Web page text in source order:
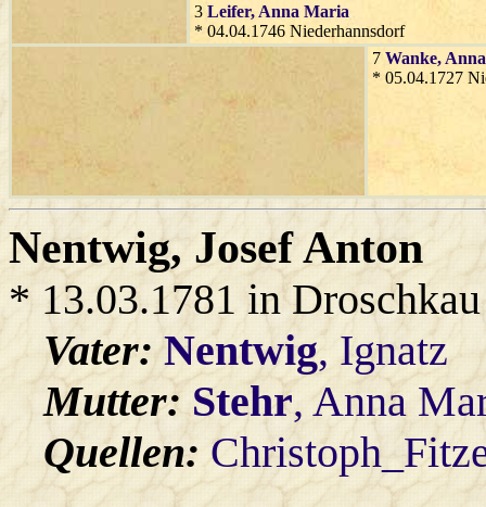
3 Leifer, Anna Maria
* 04.04.1746 Niederhannsdorf
7 Wanke,
* 05.04.1727
Nentwig, Josef Anton
* 13.03.1781 in Droschkau
Vater:Nentwig, Ignatz
Mutter:Stehr, Anna
Quellen: